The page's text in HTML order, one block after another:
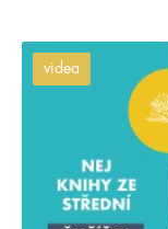
videa